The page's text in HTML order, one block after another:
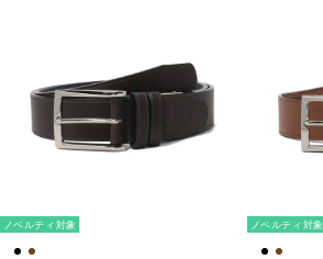
ノベルティ対象 ノベルティ対象